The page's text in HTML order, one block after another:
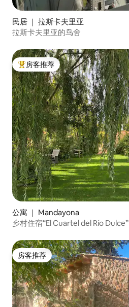
民居 ｜ 拉斯卡夫里亚
拉斯卡夫里亚的鸟舍
热门「房客推荐」
房客推荐
公寓 ｜ Mandayona
乡村住宿“El Cuartel del Río Dulce”
房客推荐
房客推荐